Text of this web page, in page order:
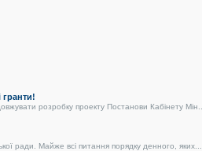
гранти!
розробку проекту Постанови Кабінету Мін...
ради. Майже всі питання порядку денного, яких...